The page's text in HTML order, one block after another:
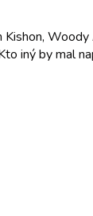
Kishon,
iný by mal